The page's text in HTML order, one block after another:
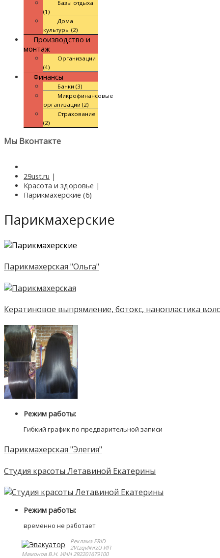
Базы отдыха
(1)
Дома
культуры (2)
Производство и
монтаж
Организации
(4)
Финансы
Банки (3)
Микрофинансовые
организации (2)
Страхование
(2)
Мы Вконтакте
29ust.ru |
Красота и здоровье |
Парикмахерские (6)
Парикмахерские
Парикмахерская "Ольга"
Кератиновое выпрямление, ботокс, нанопластика
Режим работы:
Гибкий график по предварительной записи
Парикмахерская "Элегия"
Студия красоты Летавиной Екатерины
Режим работы:
временно не работает
Реклама ERID
2VtzqvNvrzU ИП
Мамонов В.Н. ИНН 292201679100